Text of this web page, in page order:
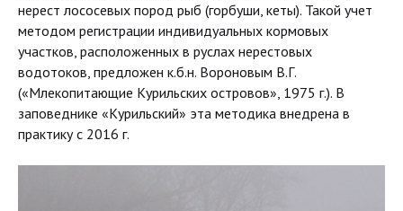
нерест лососевых пород рыб (горбуши, кеты). Такой учет
методом регистрации индивидуальных кормовых
участков, расположенных в руслах нерестовых
водотоков, предложен к.б.н. Вороновым В.Г.
(«Млекопитающие Курильских островов», 1975 г.). В
заповеднике «Курильский» эта методика внедрена в
практику с 2016 г.